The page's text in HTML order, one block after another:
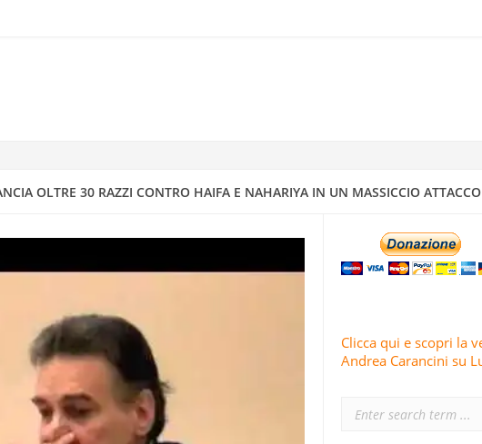
OLTRE 30 RAZZI CONTRO HAIFA E NAHARIYA IN UN MASSICCIO ATTACCO
INTENSIFICANO GLI ATTACCHI CONTRO AREE RESIDENZIALI, SCUOLE E
PIOVONO SUI CENTRI DI INTELLIGENCE “SICURI” DI ISRAELE: LO AFFERMA
ISLAMICHE
PERCHÉ SIAMO CON L’IRAN
Clicca qui e scopri la
Andrea Carancini su